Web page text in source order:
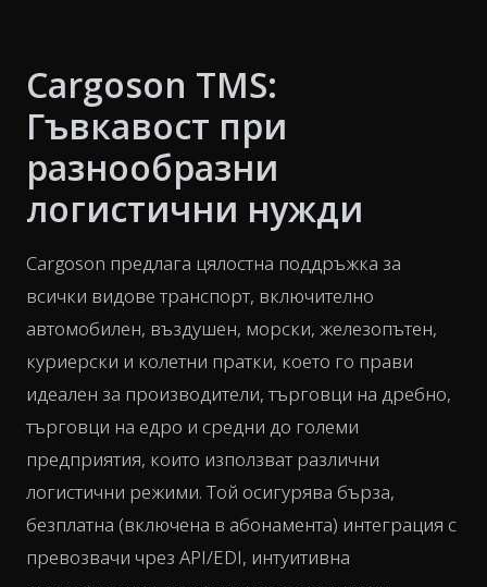
Cargoson TMS:
Гъвкавост при
разнообразни
логистични нужди
Cargoson предлага цялостна поддръжка за
всички видове транспорт, включително
автомобилен, въздушен, морски, железопътен,
куриерски и колетни пратки, което го прави
идеален за производители, търговци на дребно,
търговци на едро и средни до големи
предприятия, които използват различни
логистични режими. Той осигурява бърза,
безплатна (включена в абонамента) интеграция с
превозвачи чрез API/EDI, интуитивна